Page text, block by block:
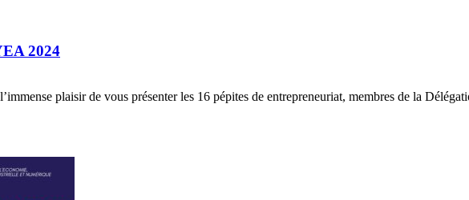
2024
plaisir de vous présenter les 16 pépites de entrepreneuriat, membres de la